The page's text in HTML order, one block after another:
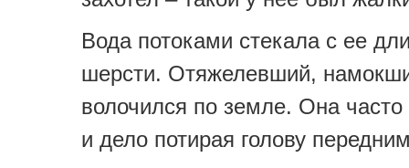
Вода потоками стекала с ее
шерсти. Отяжелевший,
волочился по земле. Она
и дело потирая голову